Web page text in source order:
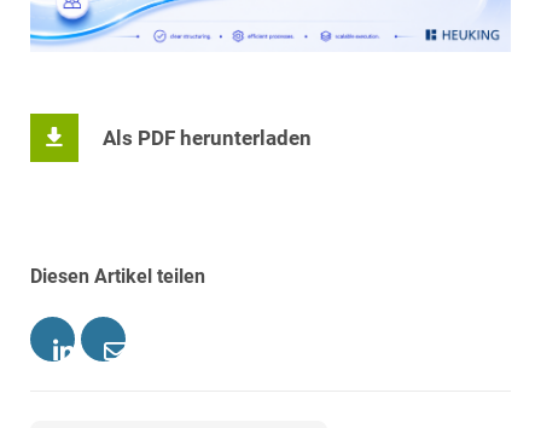
Als PDF herunterladen
Diesen Artikel teilen